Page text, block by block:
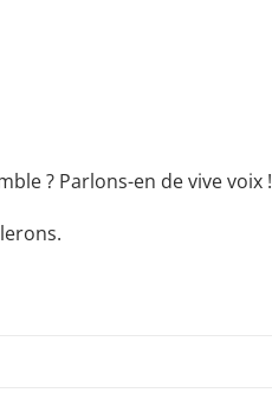
? Parlons-en de vive voix !